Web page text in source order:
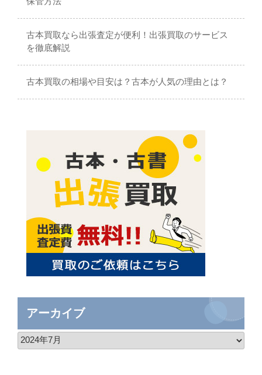
古本買取なら出張査定が便利！出張買取のサービス
を徹底解説
古本買取の相場や目安は？古本が人気の理由とは？
アーカイブ